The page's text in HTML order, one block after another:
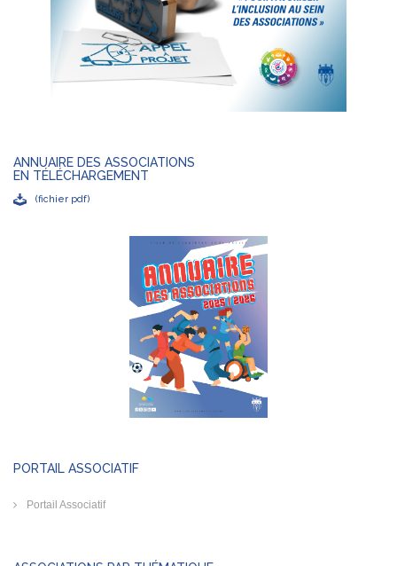
ANNUAIRE DES ASSOCIATIONS
EN TÉLÉCHARGEMENT
(fichier pdf)
PORTAIL ASSOCIATIF
Portail Associatif